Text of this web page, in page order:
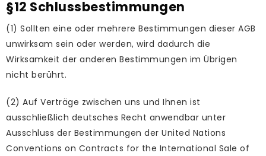
§12 Schlussbestimmungen
(1) Sollten eine oder mehrere Bestimmungen dieser AGB
unwirksam sein oder werden, wird dadurch die
Wirksamkeit der anderen Bestimmungen im Übrigen
nicht berührt.
(2) Auf Verträge zwischen uns und Ihnen ist
ausschließlich deutsches Recht anwendbar unter
Ausschluss der Bestimmungen der United Nations
Conventions on Contracts for the International Sale of